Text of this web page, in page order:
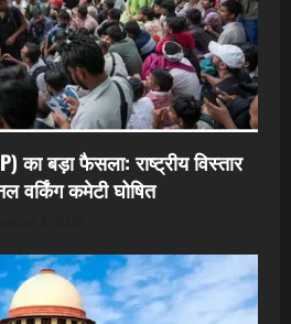
का बड़ा फैसला: राष्ट्रीय विस्तार
वर्किंग कमेटी घोषित